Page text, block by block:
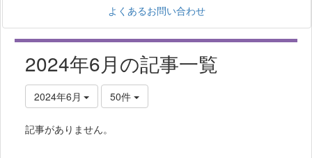
よくあるお問い合わせ
2024年6月の記事一覧
2024年6月 50件
記事がありません。